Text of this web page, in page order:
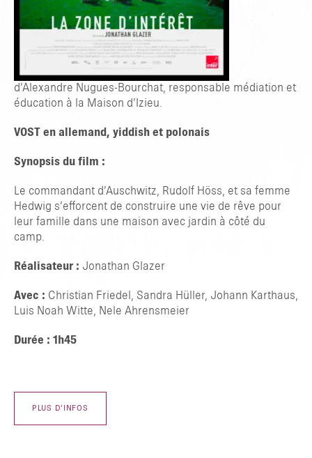
TAPER ENTRER POUR RECHERCHER OU ESC POUR FERMER
d’Alexandre Nugues-Bourchat, responsable médiation et
éducation à la Maison d’Izieu.
VOST en allemand, yiddish et polonais
Synopsis du film :
Le commandant d’Auschwitz, Rudolf Höss, et sa femme
Hedwig s’efforcent de construire une vie de rêve pour
leur famille dans une maison avec jardin à côté du
camp.
Réalisateur : Jonathan Glazer
Avec : Christian Friedel, Sandra Hüller, Johann Karthaus,
Luis Noah Witte, Nele Ahrensmeier
Durée : 1h45
PLUS D’INFOS